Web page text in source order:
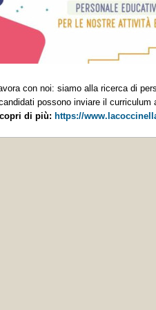
con noi: siamo alla ricerca di
candidati possono inviare il curriculum
di più: https://